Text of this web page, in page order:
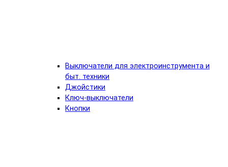
Выключатели для электроинструмента и
быт. техники
Джойстики
Ключ-выключатели
Кнопки